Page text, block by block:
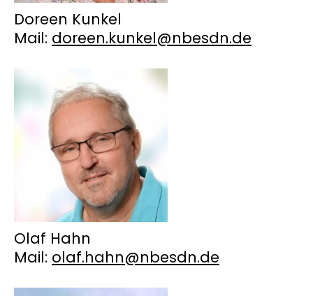
Doreen Kunkel
Mail: doreen.kunkel@nbesdn.de
Olaf Hahn
Mail: olaf.hahn@nbesdn.de